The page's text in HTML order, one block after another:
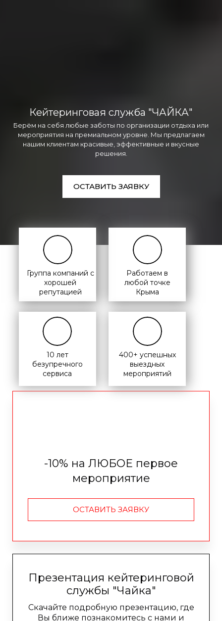
Кейтеринговая служба "ЧАЙКА"
Берём на себя любые заботы по организации отдыха или
мероприятия на премиальном уровне. Мы предлагаем
нашим клиентам красивые, эффективные и вкусные
решения.
ОСТАВИТЬ ЗАЯВКУ
400+ успешных
выездных
мероприятий
10 лет
безупречного
сервиса
Группа компаний с
хорошей
репутацией
Работаем в
любой точке
Крыма
-10% на ЛЮБОЕ первое
мероприятие
ОСТАВИТЬ ЗАЯВКУ
Презентация кейтеринговой
службы "Чайка"
Скачайте подробную презентацию, где
Вы ближе познакомитесь с нами и